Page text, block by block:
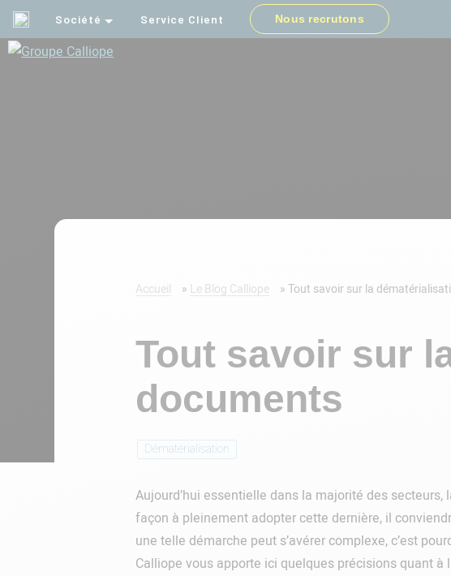
Société Service Client Nous recrutons
Accueil » Le Blog Calliope »Tout savoir sur la
Tout savoir sur
documents
Dématérialisation
Aujourd’hui essentielle dans la majorité des
façon à pleinement adopter cette dernière, il
une telle démarche peut s’avérer complexe, c’est
Calliope vous apporte ici quelques précisions quant